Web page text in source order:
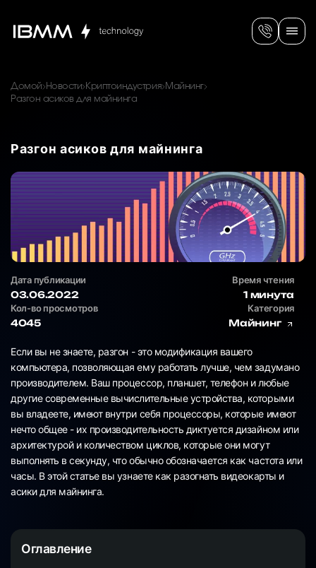
Домой Новости Криптоиндустрия Майнинг
Разгон асиков для майнинга
Разгон асиков для майнинга
Дата публикации
03.06.2022
Время чтения
1 минута
Кол-во просмотров
4045
Категория
Майнинг
Если вы не знаете, разгон - это модификация вашего
компьютера, позволяющая ему работать лучше, чем задумано
производителем. Ваш процессор, планшет, телефон и любые
другие современные вычислительные устройства, которыми
вы владеете, имеют внутри себя процессоры, которые имеют
нечто общее - их производительность диктуется дизайном или
архитектурой и количеством циклов, которые они могут
выполнять в секунду, что обычно обозначается как частота или
часы. В этой статье вы узнаете как разогнать видеокарты и
асики для майнинга.
Оглавление